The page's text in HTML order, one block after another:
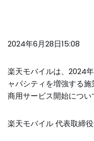
2024年6月28日15:08
楽天モバイルは、2024
ャパシティを増強する
商用サービス開始につい
楽天モバイル 代表取締